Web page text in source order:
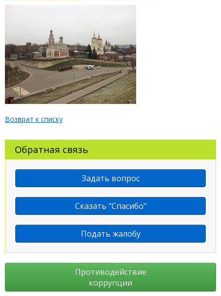
Возврат к списку
Обратная связь
Задать вопрос
Сказать "Спасибо"
Подать жалобу
Противодействие
коррупции